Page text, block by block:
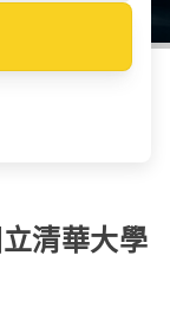
清華大學